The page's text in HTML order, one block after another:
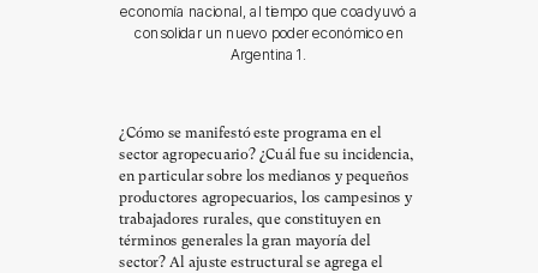
economía nacional, al tiempo que coadyuvó a
consolidar un nuevo poder económico en
Argentina 1.
¿Cómo se manifestó este programa en el
sector agropecuario? ¿Cuál fue su incidencia,
en particular sobre los medianos y pequeños
productores agropecuarios, los campesinos y
trabajadores rurales, que constituyen en
términos generales la gran mayoría del
sector? Al ajuste estructural se agrega el